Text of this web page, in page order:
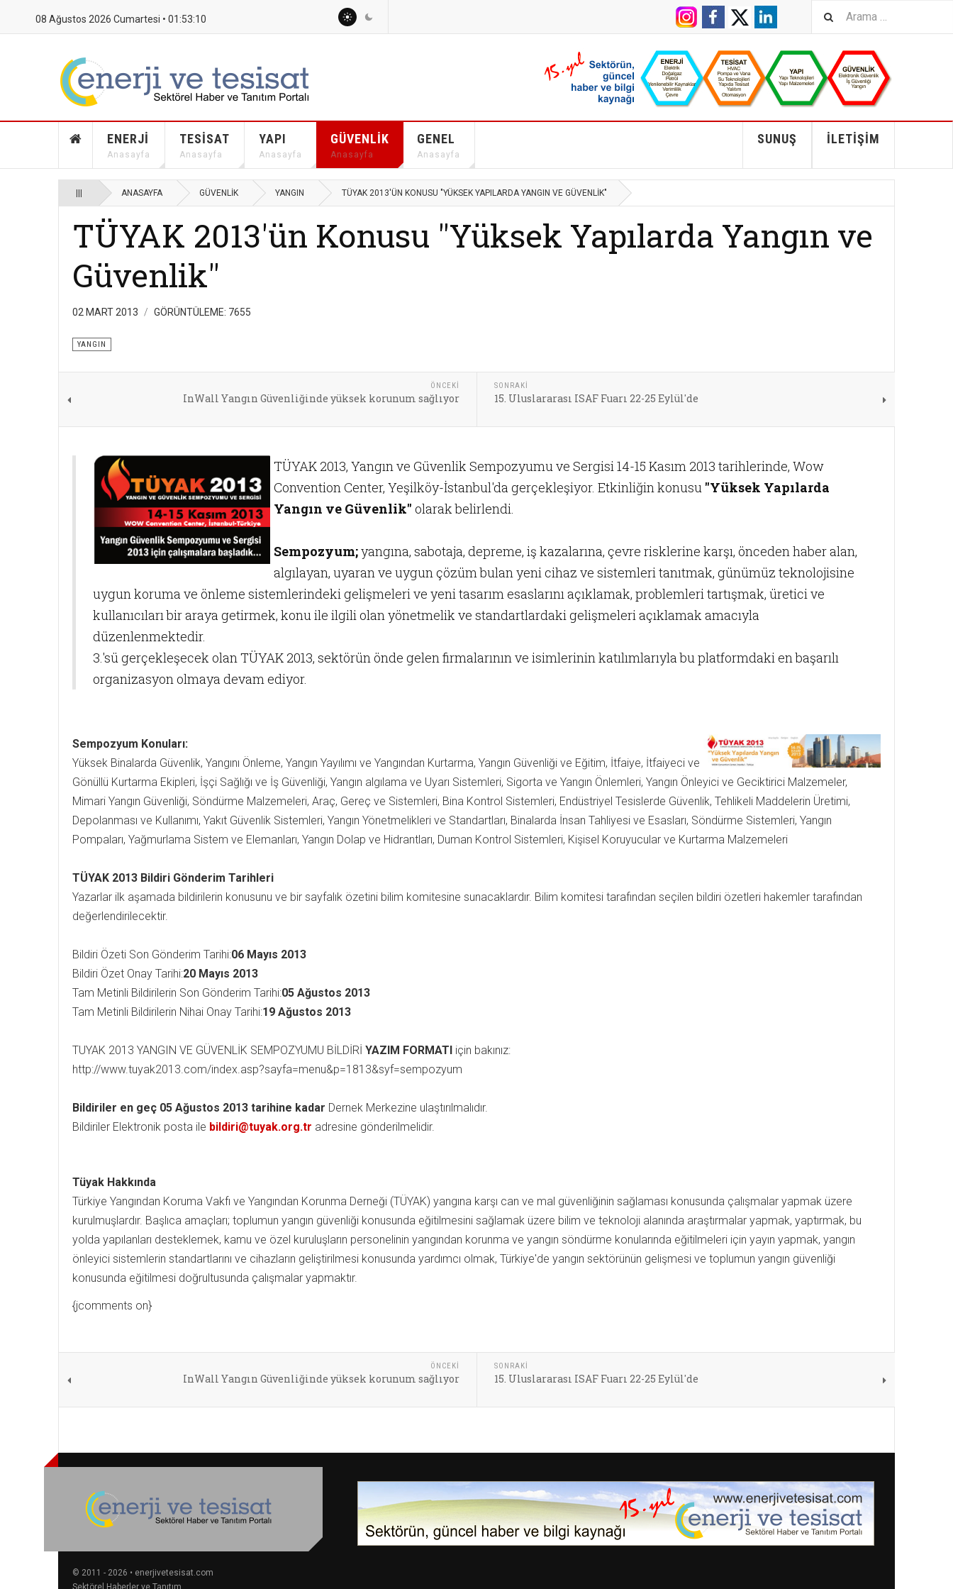
08 Ağustos 2026 Cumartesi • 01:53:11
ENERJI
Anasayfa
TESISAT
Anasayfa
YAPI
Anasayfa
GÜVENLIK
Anasayfa
GENEL
Anasayfa
İLETIŞIM
SUNUŞ
ANASAYFA GÜVENLIK YANGIN TÜYAK 2013'ÜN KONUSU "YÜKSEK YAPILARDA YANGIN VE GÜVENLIK"
TÜYAK 2013'ün Konusu "Yüksek Yapılarda Yangın ve
Güvenlik"
02 MART 2013 GÖRÜNTÜLEME: 7655
YANGIN
ÖNCEKI
InWall Yangın Güvenliğinde yüksek korunum sağlıyor
SONRAKI
15. Uluslararası ISAF Fuarı 22-25 Eylül'de
TÜYAK 2013, Yangın ve Güvenlik Sempozyumu ve Sergisi 14-15 Kasım 2013 tarihlerinde, Wow
Convention Center, Yeşilköy-İstanbul'da gerçekleşiyor. Etkinliğin konusu "Yüksek Yapılarda
Yangın ve Güvenlik" olarak belirlendi.
Sempozyum;yangına, sabotaja, depreme, iş kazalarına, çevre risklerine karşı, önceden haber alan,
algılayan, uyaran ve uygun çözüm bulan yeni cihaz ve sistemleri tanıtmak, günümüz teknolojisine
uygun koruma ve önleme sistemlerindeki gelişmeleri ve yeni tasarım esaslarını açıklamak, problemleri tartışmak, üretici ve
kullanıcıları bir araya getirmek, konu ile ilgili olan yönetmelik ve standartlardaki gelişmeleri açıklamak amacıyla
düzenlenmektedir.
3.'sü gerçekleşecek olan TÜYAK 2013, sektörün önde gelen firmalarının ve isimlerinin katılımlarıyla bu platformdaki en başarılı
organizasyon olmaya devam ediyor.
Sempozyum Konuları:
Yüksek Binalarda Güvenlik, Yangını Önleme, Yangın Yayılımı ve Yangından Kurtarma, Yangın Güvenliği ve Eğitim, İtfaiye, İtfaiyeci ve
Gönüllü Kurtarma Ekipleri, İşçi Sağlığı ve İş Güvenliği, Yangın algılama ve Uyarı Sistemleri, Sigorta ve Yangın Önlemleri, Yangın Önleyici ve Geciktirici Malzemeler,
Mimari Yangın Güvenliği, Söndürme Malzemeleri, Araç, Gereç ve Sistemleri, Bina Kontrol Sistemleri, Endüstriyel Tesislerde Güvenlik, Tehlikeli Maddelerin Üretimi,
Depolanması ve Kullanımı, Yakıt Güvenlik Sistemleri, Yangın Yönetmelikleri ve Standartları, Binalarda İnsan Tahliyesi ve Esasları, Söndürme Sistemleri, Yangın
Pompaları, Yağmurlama Sistem ve Elemanları, Yangın Dolap ve Hidrantları, Duman Kontrol Sistemleri, Kişisel Koruyucular ve Kurtarma Malzemeleri
TÜYAK 2013 Bildiri Gönderim Tarihleri
Yazarlar ilk aşamada bildirilerin konusunu ve bir sayfalık özetini bilim komitesine sunacaklardır. Bilim komitesi tarafından seçilen bildiri özetleri hakemler tarafından
değerlendirilecektir.
Bildiri Özeti Son Gönderim Tarihi:06 Mayıs 2013
Bildiri Özet Onay Tarihi:20 Mayıs 2013
Tam Metinli Bildirilerin Son Gönderim Tarihi:05 Ağustos 2013
Tam Metinli Bildirilerin Nihai Onay Tarihi:19 Ağustos 2013
TUYAK 2013 YANGIN VE GÜVENLİK SEMPOZYUMU BİLDİRİ YAZIM FORMATI için bakınız:
http://www.tuyak2013.com/index.asp?sayfa=menu&p=1813&syf=sempozyum
Bildiriler en geç 05 Ağustos 2013 tarihine kadar Dernek Merkezine ulaştırılmalıdır.
Bildiriler Elektronik posta ile bildiri@tuyak.org.tr adresine gönderilmelidir.
Tüyak Hakkında
Türkiye Yangından Koruma Vakfı ve Yangından Korunma Derneği (TÜYAK) yangına karşı can ve mal güvenliğinin sağlaması konusunda çalışmalar yapmak üzere
kurulmuşlardır. Başlıca amaçları; toplumun yangın güvenliği konusunda eğitilmesini sağlamak üzere bilim ve teknoloji alanında araştırmalar yapmak, yaptırmak, bu
yolda yapılanları desteklemek, kamu ve özel kuruluşların personelinin yangından korunma ve yangın söndürme konularında eğitilmeleri için yayın yapmak, yangın
önleyici sistemlerin standartlarını ve cihazların geliştirilmesi konusunda yardımcı olmak, Türkiye'de yangın sektörünün gelişmesi ve toplumun yangın güvenliği
konusunda eğitilmesi doğrultusunda çalışmalar yapmaktır.
{jcomments on}
ÖNCEKI
InWall Yangın Güvenliğinde yüksek korunum sağlıyor
SONRAKI
15. Uluslararası ISAF Fuarı 22-25 Eylül'de
© 2011 - 2026 • enerjivetesisat.com
Sektörel Haberler ve Tanıtım